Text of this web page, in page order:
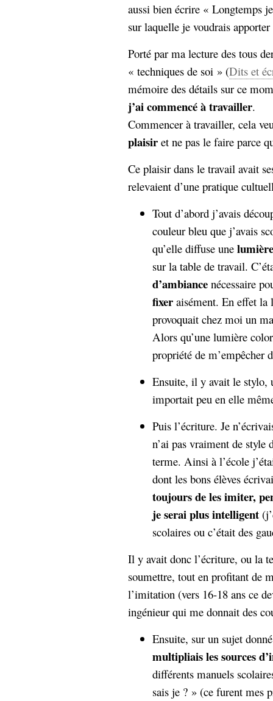
aussi bien écrire « Longtemps
sur laquelle je voudrais
Porté par ma lecture des tous
« techniques de soi » (Dits et
mémoire des détails sur ce
j’ai commencé à travailler.
Commencer à travailler, cela
plaisir et ne pas le faire parce
Ce plaisir dans le travail avait
relevaient d’une pratique
Tout d’abord j’avais
couleur bleu que j’avais
qu’elle diffuse une
sur la table de travail.
d’ambiance nécessaire
fixer aisément. En effet la
provoquait chez moi un
Alors qu’une lumière
propriété de m’empêcher
Ensuite, il y avait le stylo,
importait peu en elle
Puis l’écriture. Je
n’ai pas vraiment de style
terme. Ainsi à l’école
dont les bons élèves
toujours de les imiter,
je serai plus intelligent
scolaires ou c’était des
Il y avait donc l’écriture, ou la
soumettre, tout en profitant de
l’imitation (vers 16-18 ans ce
ingénieur qui me donnait des
Ensuite, sur un sujet
multipliais les sources
différents manuels
sais je ? » (ce furent mes